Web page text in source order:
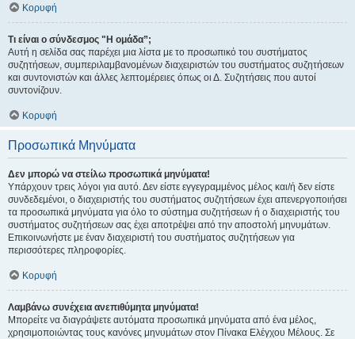
Κορυφή
Τι είναι ο σύνδεσμος "Η ομάδα”;
Αυτή η σελίδα σας παρέχει μια λίστα με το προσωπικό του συστήματος
συζητήσεων, συμπεριλαμβανομένων διαχειριστών του συστήματος συζητήσεων
και συντονιστών και άλλες λεπτομέρειες όπως οι Δ. Συζητήσεις που αυτοί
συντονίζουν.
Κορυφή
Προσωπικά Μηνύματα
Δεν μπορώ να στείλω προσωπικά μηνύματα!
Υπάρχουν τρεις λόγοι για αυτό. Δεν είστε εγγεγραμμένος μέλος και/ή δεν είστε
συνδεδεμένοι, ο διαχειριστής του συστήματος συζητήσεων έχει απενεργοποιήσει
τα προσωπικά μηνύματα για όλο το σύστημα συζητήσεων ή ο διαχειριστής του
συστήματος συζητήσεων σας έχει αποτρέψει από την αποστολή μηνυμάτων.
Επικοινωνήστε με έναν διαχειριστή του συστήματος συζητήσεων για
περισσότερες πληροφορίες.
Κορυφή
Λαμβάνω συνέχεια ανεπιθύμητα μηνύματα!
Μπορείτε να διαγράψετε αυτόματα προσωπικά μηνύματα από ένα μέλος,
χρησιμοποιώντας τους κανόνες μηνυμάτων στον Πίνακα Ελέγχου Μέλους. Σε